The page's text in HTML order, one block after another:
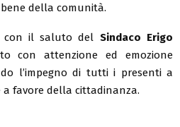
della comunità.
con il saluto del Sindaco Erigo
con attenzione ed emozione
l’impegno di tutti i presenti a
favore della cittadinanza.